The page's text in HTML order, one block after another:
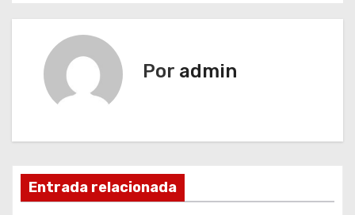
i
Por admin
Entrada relacionada